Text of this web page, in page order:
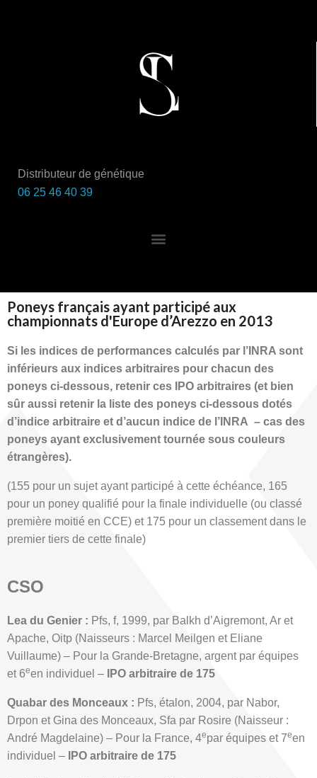
Distributeur de génétique
06 25 46 40 39
Poneys français ayant participé aux
championnats d'Europe d’Arezzo en 2013
Si les indices de performances calculés par l’INRA sont
inférieurs aux indices arbitraires pour chacun des
poneys ci-dessous, retenir ces IPO arbitraires (et bien
sûr aussi retenir la liste des poneys ci-dessous dotés
d’indice arbitraire et d’aucun indice de l’INRA – cas des
poneys ayant exclusivement tournée sous couleurs
étrangères).
(155 pour un sujet ayant participé à cette échéance, 165
pour un poney qualifié pour la finale individuelle (ou classé
première moitié en CCE) et 175 pour un classement dans le
premier tiers de cette finale)
CSO
Lea du Genier : Pfs, f, 1999, par Balkh d’Aigremont, Ar et
Apache, Oitp (Naisseurs : Marcel Meilgen et Eliane
Vuillaume) – Pour la Grande-Bretagne, argent par équipes
et 6een individuel – IPO arbitraire de 175
Quabar des Monceaux : Pfs, étalon, 2004, par Nabor,
Drpon et Gina des Monceaux, Sfa par Rosire (Naisseur :
André Magdelaine) – Pour la France, 4epar équipes et 7een
individuel –
IPO arbitraire de 175